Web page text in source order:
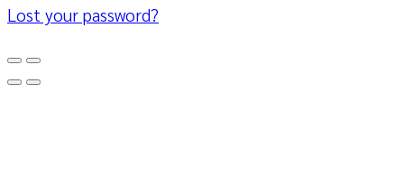
Lost your password?